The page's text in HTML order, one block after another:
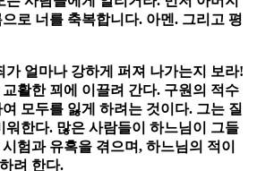
로 너를 축복합니다. 아멘. 그리고 평
가 얼마나 강하게 퍼져 나가는지 보라!
활한 꾀에 이끌려 간다. 구원의 적수
모두를 잃게 하려는 것이다. 그는 질
워한다. 많은 사람들이 하느님이 그들
험과 유혹을 겪으며, 하느님의 적이
려 한다.